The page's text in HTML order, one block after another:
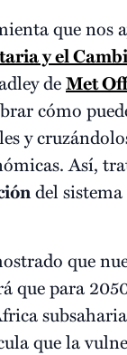
que nos
y el
deMet
cómo
y
Así,
del
que
que para
que la